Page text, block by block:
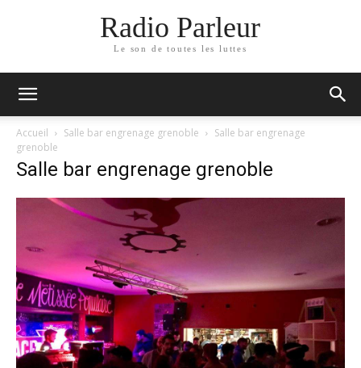
Radio Parleur
Le son de toutes les luttes
Accueil Salle bar engrenage grenoble
Salle bar engrenage
grenoble
Salle bar engrenage grenoble